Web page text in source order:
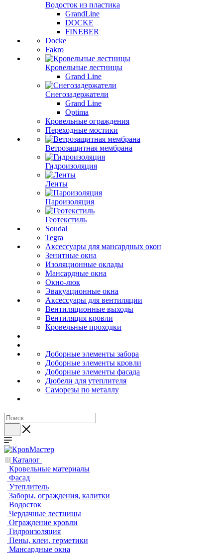
Водосток из пластика
GrandLine
DOCKE
FINEBER
Docke
Fakro
Кровельные лестницы
Grand Line
Снегозадержатели
Grand Line
Optima
Кровельные ограждения
Переходные мостики
Ветрозащитная мембрана
Гидроизоляция
Ленты
Пароизоляция
Геотекстиль
Soudal
Tegra
Аксессуары для мансардных окон
Зенитные окна
Изоляционные оклады
Мансардные окна
Окно-люк
Эвакуационные окна
Аксессуары для вентиляции
Вентиляционные выходы
Вентиляция кровли
Кровельные проходки
Доборные элементы забора
Доборные элементы кровли
Доборные элементы фасада
Дюбели для утеплителя
Саморезы по металлу
Каталог
Кровельные материалы
Фасад
Утеплитель
Заборы, ограждения, калитки
Водосток
Чердачные лестницы
Ограждение кровли
Гидроизоляция
Пены, клеи, герметики
Мансардные окна